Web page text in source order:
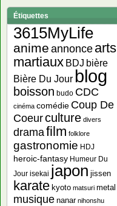
Étiquettes
3615MyLife
anime annonce arts
martiaux BDJ bière
Bière Du Jour blog
boisson budo CDC
cinéma comédie Coup De
Coeurculture divers
dramafilm folklore
gastronomie HDJ
heroic-fantasy Humeur Du
Jour isekai japon jissen
karate kyoto matsuri metal
musique nanar nihonshu